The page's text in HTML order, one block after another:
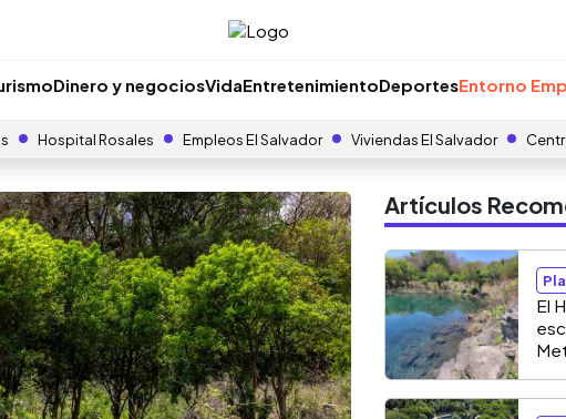
Dinero y negociosVidaEntretenimientoDeportesEntorno
Hospital Rosales Empleos El Salvador Viviendas El Salvador
Artículos
El